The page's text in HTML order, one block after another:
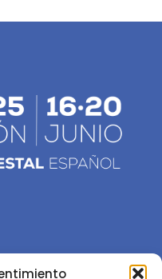
por laSociedad